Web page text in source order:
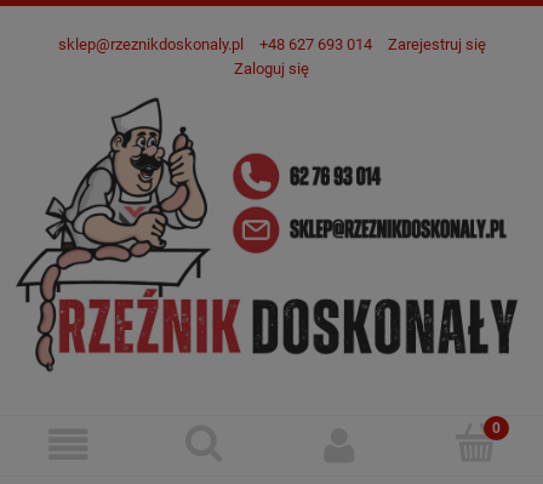
sklep@rzeznikdoskonaly.pl +48 627 693 014
Zarejestruj się
Zaloguj się